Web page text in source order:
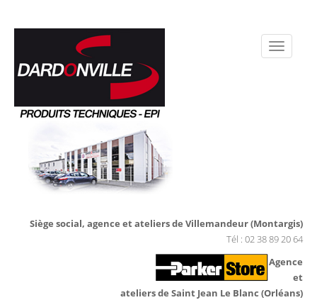
Siège social, agence et ateliers de Villemandeur (Montargis)
Tél : 02 38 89 20 64
Agence
et
ateliers de Saint Jean Le Blanc (Orléans)